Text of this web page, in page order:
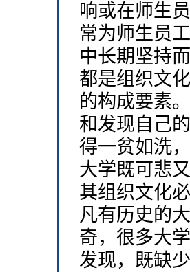
响或在师生
常为师生员
中长期坚持
都是组织文
的构成要素
和发现自己
得一贫如洗
大学既可悲
其组织文化
凡有历史的
奇，很多大
发现，既缺